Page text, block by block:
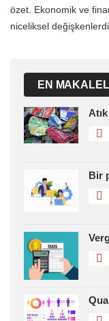
özet. Ekonomik ve
niceliksel
EN
Bir